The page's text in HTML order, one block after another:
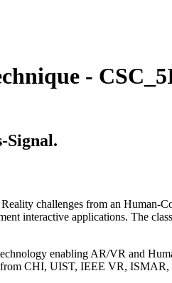
-
Signal.
challenges from an Human-
interactive applications. The
enabling AR/VR and
from CHI, UIST, IEEE VR,